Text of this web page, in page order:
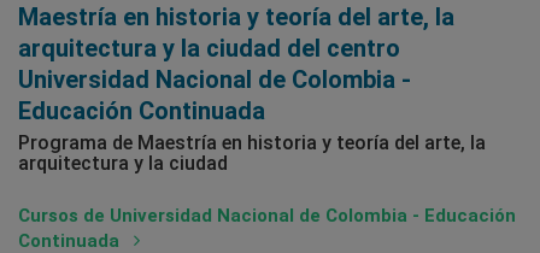
Maestría en historia y teoría del arte, la
arquitectura y la ciudad del centro
Universidad Nacional de Colombia -
Educación Continuada
Programa de Maestría en historia y teoría del arte, la
arquitectura y la ciudad
Cursos de Universidad Nacional de Colombia - Educación
Continuada